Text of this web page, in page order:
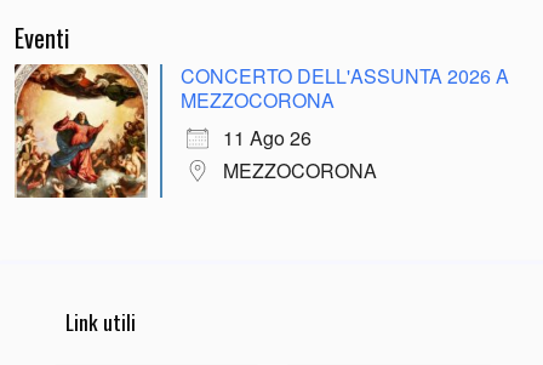
Eventi
CONCERTO DELL'ASSUNTA 2026 A
MEZZOCORONA
11 Ago 26
MEZZOCORONA
Link utili